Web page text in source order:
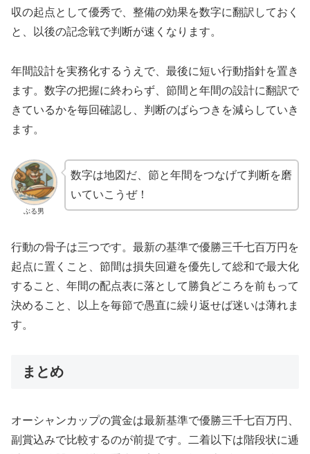
収の起点として優秀で、整備の効果を数字に翻訳しておく
と、以後の記念戦で判断が速くなります。
年間設計を実務化するうえで、最後に短い行動指針を置き
ます。数字の把握に終わらず、節間と年間の設計に翻訳で
きているかを毎回確認し、判断のばらつきを減らしていき
ます。
ぶる男
数字は地図だ、節と年間をつなげて判断を磨
いていこうぜ！
行動の骨子は三つです。最新の基準で優勝三千七百万円を
起点に置くこと、節間は損失回避を優先して総和で最大化
すること、年間の配点表に落として勝負どころを前もって
決めること、以上を毎節で愚直に繰り返せば迷いは薄れま
す。
まとめ
オーシャンカップの賞金は最新基準で優勝三千七百万円、
副賞込みで比較するのが前提です。二着以下は階段状に逓